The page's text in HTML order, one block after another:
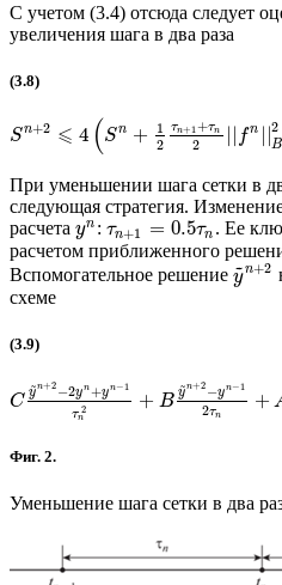
С учетом (3.4) отсюда следует
увеличения шага в два раза
(3.8)
Sn+2 ⩽ 4 (Sn +
1
2
τn+1 +τn
2 f n ||2
B
При уменьшении шага сетки в
следующая стратегия.
расчета yn : τn+1 = 0.5τn . Ее
расчетом приближенного
Вспомогательное решение y
~n+2
схеме
(3.9)
C
y~n+2 −2yn+yn−1
τ 2
n
+ B
y~n+2 −yn−1
2τn
+
Фиг. 2.
Уменьшение шага сетки в два